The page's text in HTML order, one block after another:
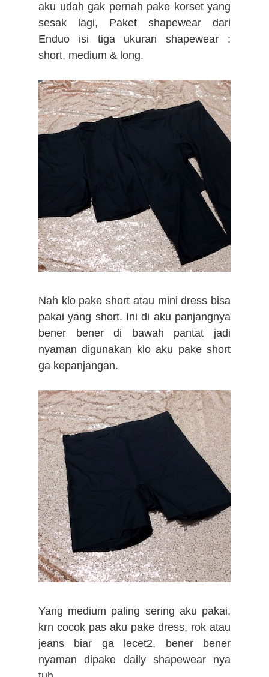
aku udah gak pernah pake korset yang
sesak lagi, Paket shapewear dari
Enduo isi tiga ukuran shapewear :
short, medium & long.
Nah klo pake short atau mini dress bisa
pakai yang short. Ini di aku panjangnya
bener bener di bawah pantat jadi
nyaman digunakan klo aku pake short
ga kepanjangan.
Yang medium paling sering aku pakai,
krn cocok pas aku pake dress, rok atau
jeans biar ga lecet2, bener bener
nyaman dipake daily shapewear nya